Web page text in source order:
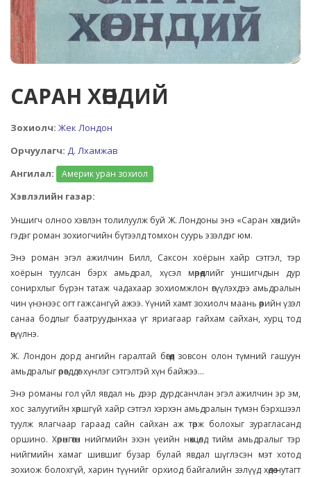
САРАН ХӨНДИЙ
Зохиолч: Жек Лондон
Орчуулагч: Д. Лхамжав
Ангилал:
Америк уран зохиол
Хэвлэлийн газар:
Уншигч олноо хэвлэн толилуулж буй Ж. Лондоны энэ «Саран хөндий»
гэдэг роман зохиогчийн бүтээлд томхон суурь эзэлдэг юм.
Энэ роман эгэл ажилчин Билл, Саксон хоёрын хайр сэтгэл, тэр
хоёрын туулсан бэрх амьдрал, хүсэл мөрөөдлийг уншигчдын дур
сонирхлыг бүрэн татаж чадахаар зохиомжлон өгүүлэхдээ амьдралын
чин үнэнээс огт гажсангүй ажээ. Үүний хамт зохиолч маань өөрийн үзэл
санаа бодлыг баатруудынхаа үг яриагаар гайхам сайхан, хурц тод
өгүүлнэ.
Ж. Лондон дорд ангийн гаралтай бөгөөд зовсон олон түмний гашуун
амьдралыг өрөвддөг хүнлэг сэтгэлтэй хүн байжээ...
Энэ романы гол үйл явдал нь дээр дурдсанчлан эгэл ажилчин эр эм,
хос залуугийн хөршгүй хайр сэтгэл хэрхэн амьдралын түмэн бэрхшээл
туулж ялагчаар гараад сайн сайхан аж төрж болохыг зурагласанд
оршино. Хөрөнгөтөн нийгмийн эхэн үеийн нөхцөлд тийм амьдралыг тэр
нийгмийн хамаг шившиг бузар булай явдал шүглэсэн мэт хотод
зохиож болохгүй, харин түүнийг орхиод байгалийн зэлүүд хөдөө нутагт